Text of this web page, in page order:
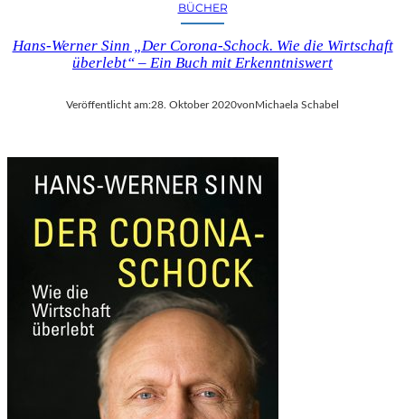
BÜCHER
Hans-Werner Sinn „Der Corona-Schock. Wie die Wirtschaft
überlebt“ – Ein Buch mit Erkenntniswert
Veröffentlicht am:28. Oktober 2020von Michaela Schabel